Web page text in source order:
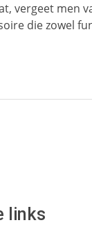
vergeet men
die zowel
links